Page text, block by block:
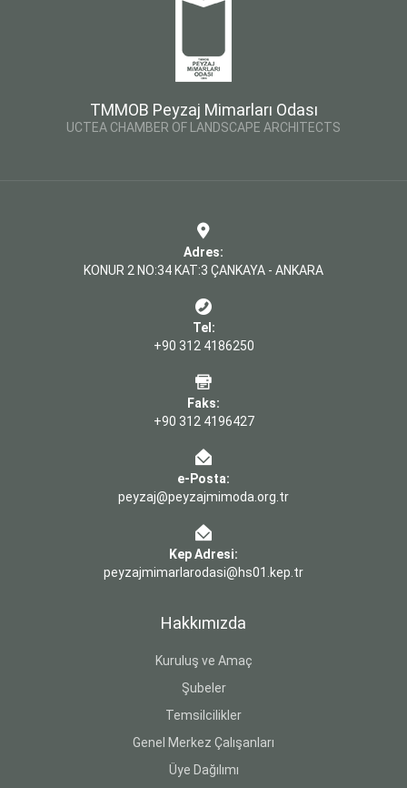
TMMOB Peyzaj Mimarları Odası
UCTEA CHAMBER OF LANDSCAPE ARCHITECTS
Adres:
KONUR 2 NO:34 KAT:3 ÇANKAYA - ANKARA
Tel:
+90 312 4186250
Faks:
+90 312 4196427
e-Posta:
peyzaj@peyzajmimoda.org.tr
Kep Adresi:
peyzajmimarlarodasi@hs01.kep.tr
Hakkımızda
Kuruluş ve Amaç
Şubeler
Temsilcilikler
Genel Merkez Çalışanları
Üye Dağılımı